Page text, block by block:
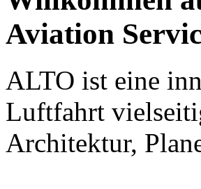
Aviation
ALTO ist eine
Luftfahrt
Architektur,